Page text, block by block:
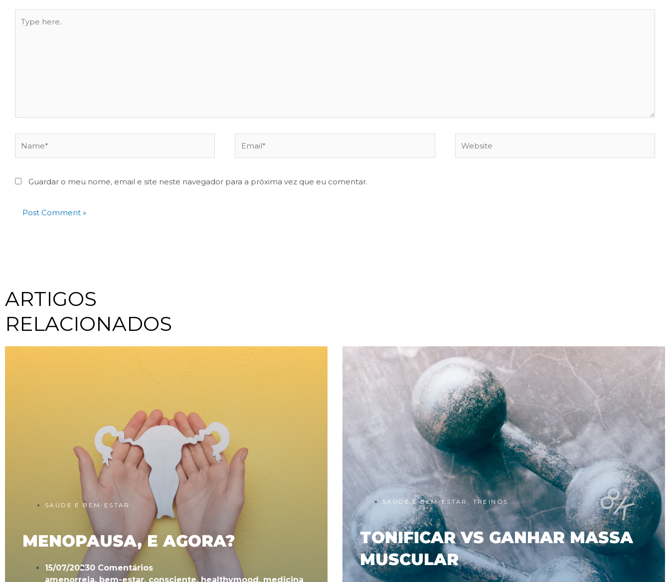
Guardar o meu nome, email e site neste navegador para a próxima vez que eu comentar.
ARTIGOS
RELACIONADOS
SAÚDE E BEM-ESTAR
MENOPAUSA, E AGORA?
15/07/20230 Comentários
amenorreia, bem-estar, consciente, healthymood, medicina
SAÚDE E BEM-ESTAR , TREINOS
TONIFICAR VS GANHAR MASSA
MUSCULAR